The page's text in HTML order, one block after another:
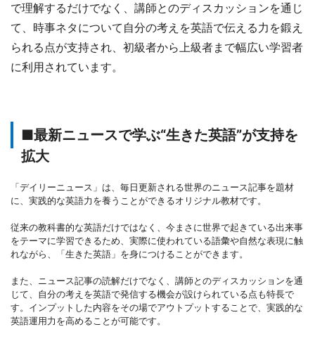
で理解するだけでなく、講師とのディスカッションを通じ
て、時事ネタについて自分の考えを英語で伝える力を鍛え
られる点が支持され、初級者から上級者まで幅広い学習者
に利用されています。
■最新ニュースで学ぶ“生きた英語”が支持を
拡大
「デイリーニュース」は、毎日更新される世界のニュース記事を題材
に、実践的な英語力を養うことができるオリジナル教材です。
従来の教科書的な英語だけではなく、今まさに世界で起きている出来事
をテーマに学習できるため、実際に使われている語彙や自然な表現に触
れながら、「生きた英語」を身につけることができます。
また、ニュース記事の読解だけでなく、講師とのディスカッションを通
じて、自分の考えを英語で発信する機会が設けられている点も特長で
す。インプットした内容をその場でアウトプットすることで、実践的な
英語運用力を高めることが可能です。